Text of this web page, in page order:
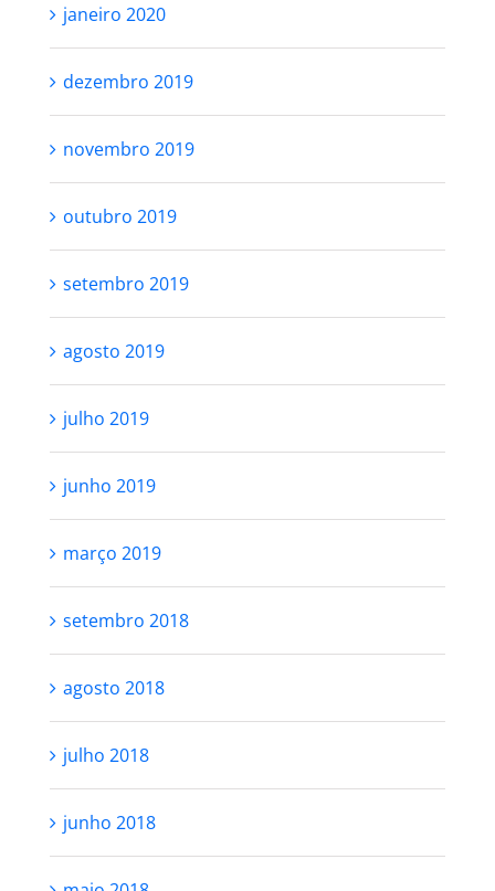
janeiro 2020
dezembro 2019
novembro 2019
outubro 2019
setembro 2019
agosto 2019
julho 2019
junho 2019
março 2019
setembro 2018
agosto 2018
julho 2018
junho 2018